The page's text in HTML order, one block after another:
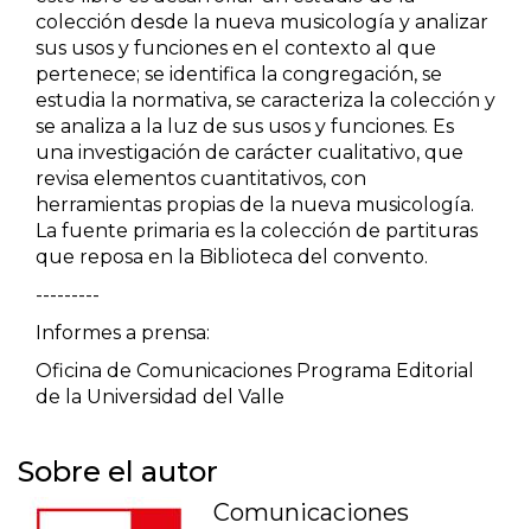
Matemáticas
Medicina
Medioambiente
Música
Narcotráfico
Periodismo
colección desde la nueva musicología y analizar
sus usos y funciones en el contexto al que
pertenece; se identifica la congregación, se
estudia la normativa, se caracteriza la colección y
se analiza a la luz de sus usos y funciones. Es
una investigación de carácter cualitativo, que
revisa elementos cuantitativos, con
herramientas propias de la nueva musicología.
La fuente primaria es la colección de partituras
que reposa en la Biblioteca del convento.
---------
Informes a prensa:
Oficina de Comunicaciones Programa Editorial
de la Universidad del Valle
Sobre el autor
Comunicaciones